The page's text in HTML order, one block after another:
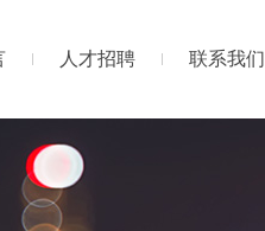
人才招聘 联系我们